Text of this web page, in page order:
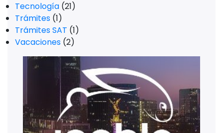
Tecnología (21)
Trámites (1)
Trámites SAT (1)
Vacaciones (2)